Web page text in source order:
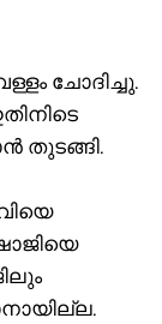
ചോദിച്ചു.
തുടങ്ങി.